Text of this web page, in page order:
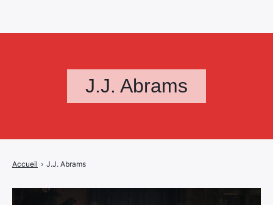
J.J. Abrams
Accueil › J.J. Abrams